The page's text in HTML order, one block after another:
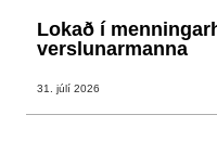
Lokað í
verslunarmanna
31. júlí 2026